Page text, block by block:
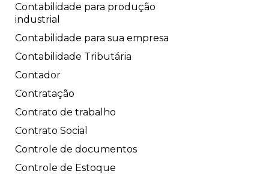
Contabilidade para produção
industrial
Contabilidade para sua empresa
Contabilidade Tributária
Contador
Contratação
Contrato de trabalho
Contrato Social
Controle de documentos
Controle de Estoque